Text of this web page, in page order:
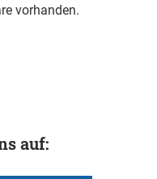
vorhanden.
auf: